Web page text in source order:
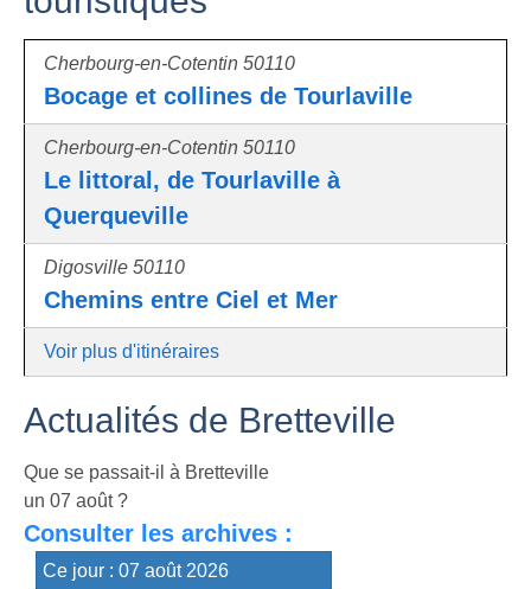
Cherbourg-en-Cotentin 50110
Bocage et collines de Tourlaville
Cherbourg-en-Cotentin 50110
Le littoral, de Tourlaville à
Querqueville
Digosville 50110
Chemins entre Ciel et Mer
Voir plus d'itinéraires
Actualités de Bretteville
Que se passait-il à Bretteville
un 07 août ?
Consulter les archives :